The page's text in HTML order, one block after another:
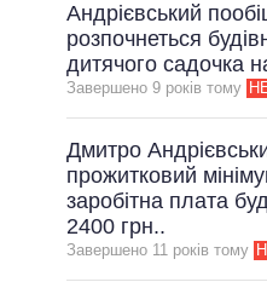
Андрієвський
розпочнеться
дитячого садочка
Завершено 9 рокiв тому
Дмитро
прожитковий
заробітна плата
2400 грн..
Завершено 11 рокiв тому